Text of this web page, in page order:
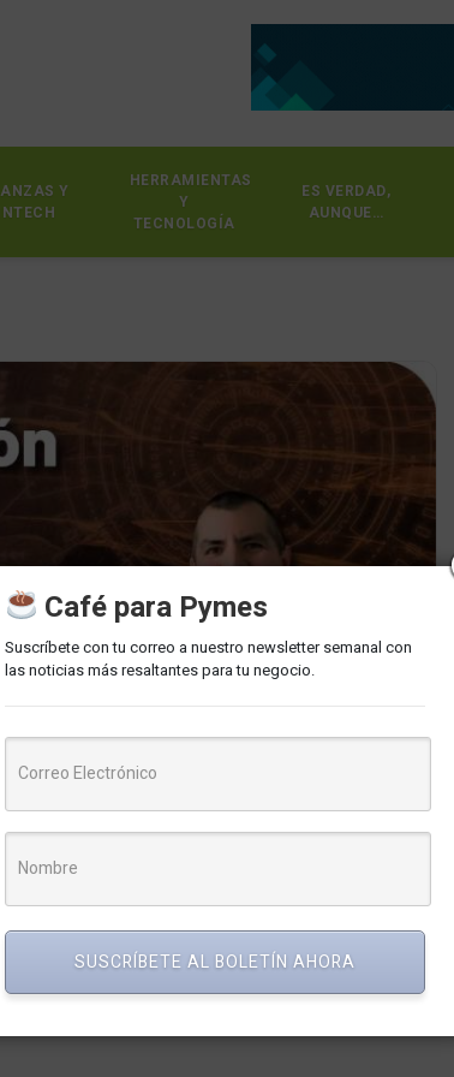
Y
HERRAMIENTAS
Y
TECNOLOGÍA
ES VERDAD,
AUNQUE…
para la Minería 4.0»
en invitar a todos los interesados a participar en...
Café para Pymes
Suscríbete con tu correo a nuestro newsletter semanal con
las noticias más resaltantes para tu negocio.
SUSCRÍBETE AL BOLETÍN AHORA